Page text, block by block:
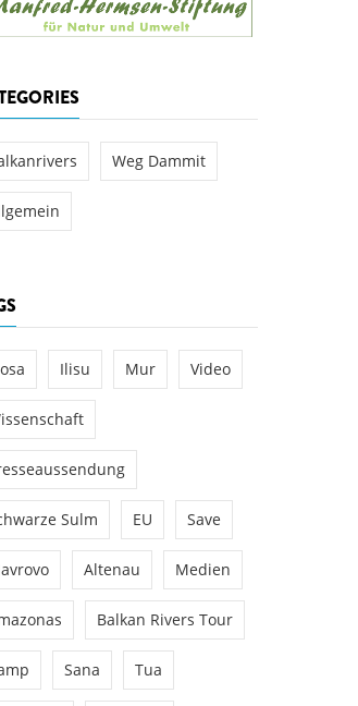
Aus für
im Kamptal
Weg Dammit
Ilisu Mur Video
Sulm EU Save
Altenau Medien
Balkan Rivers Tour
Sana Tua